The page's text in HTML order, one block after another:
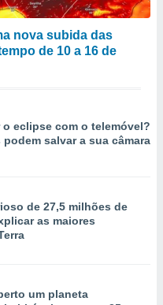
nova subida das
de 10 a 16 de
eclipse com o telemóvel?
salvar a sua câmara
de 27,5 milhões de
as maiores
um planeta